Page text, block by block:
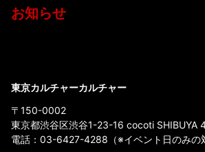
お知らせ
東京カルチャーカルチャー
〒150-0002
東京都渋谷区渋谷1-23-16 cocoti SHIBUYA
電話： 03-6427-4288 （※イベント日のみの